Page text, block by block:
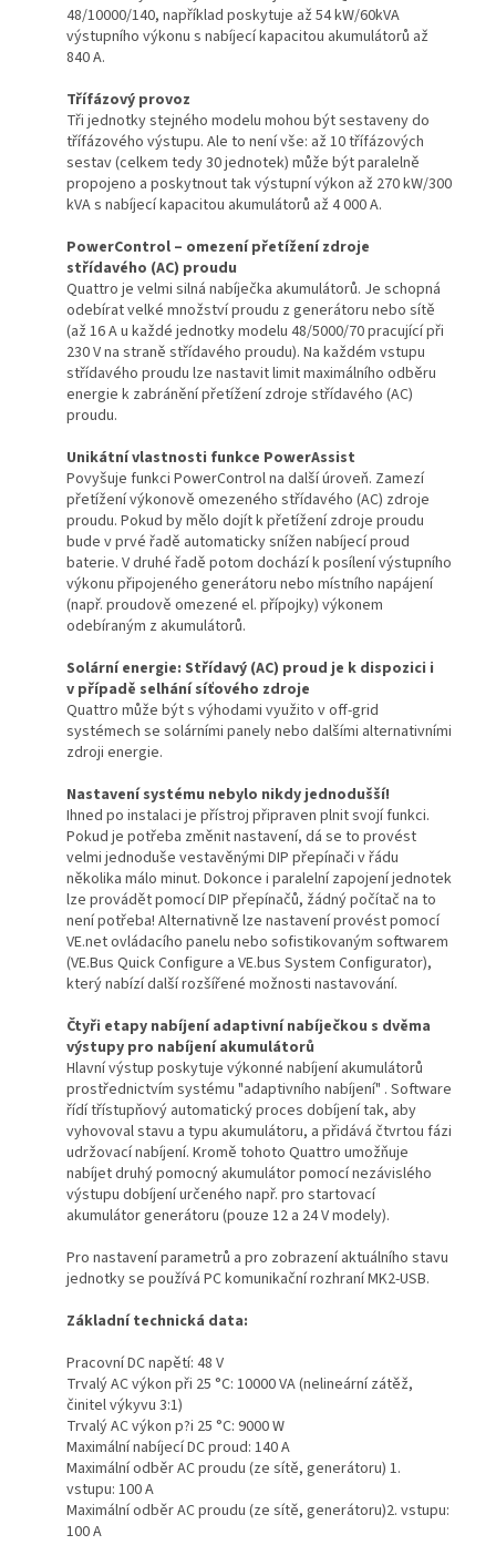
48/10000/140, například poskytuje až 54 kW/60kVA
výstupního výkonu s nabíjecí kapacitou akumulátorů až
840 A.
Třífázový provoz
Tři jednotky stejného modelu mohou být sestaveny do
třífázového výstupu. Ale to není vše: až 10 třífázových
sestav (celkem tedy 30 jednotek) může být paralelně
propojeno a poskytnout tak výstupní výkon až 270 kW/300
kVA s nabíjecí kapacitou akumulátorů až 4 000 A.
PowerControl – omezení přetížení zdroje
střídavého (AC) proudu
Quattro je velmi silná nabíječka akumulátorů. Je schopná
odebírat velké množství proudu z generátoru nebo sítě
(až 16 A u každé jednotky modelu 48/5000/70 pracující při
230 V na straně střídavého proudu). Na každém vstupu
střídavého proudu lze nastavit limit maximálního odběru
energie k zabránění přetížení zdroje střídavého (AC)
proudu.
Unikátní vlastnosti funkce PowerAssist
Povyšuje funkci PowerControl na další úroveň. Zamezí
přetížení výkonově omezeného střídavého (AC) zdroje
proudu. Pokud by mělo dojít k přetížení zdroje proudu
bude v prvé řadě automaticky snížen nabíjecí proud
baterie. V druhé řadě potom dochází k posílení výstupního
výkonu připojeného generátoru nebo místního napájení
(např. proudově omezené el. přípojky) výkonem
odebíraným z akumulátorů.
Solární energie: Střídavý (AC) proud je k dispozici i
v případě selhání síťového zdroje
Quattro může být s výhodami využito v off-grid
systémech se solárními panely nebo dalšími alternativními
zdroji energie.
Nastavení systému nebylo nikdy jednodušší!
Ihned po instalaci je přístroj připraven plnit svojí funkci.
Pokud je potřeba změnit nastavení, dá se to provést
velmi jednoduše vestavěnými DIP přepínači v řádu
několika málo minut. Dokonce i paralelní zapojení jednotek
lze provádět pomocí DIP přepínačů, žádný počítač na to
není potřeba! Alternativně lze nastavení provést pomocí
VE.net ovládacího panelu nebo sofistikovaným softwarem
(VE.Bus Quick Configure a VE.bus System Configurator),
který nabízí další rozšířené možnosti nastavování.
Čtyři etapy nabíjení adaptivní nabíječkou s dvěma
výstupy pro nabíjení akumulátorů
Hlavní výstup poskytuje výkonné nabíjení akumulátorů
prostřednictvím systému "adaptivního nabíjení" . Software
řídí třístupňový automatický proces dobíjení tak, aby
vyhovoval stavu a typu akumulátoru, a přidává čtvrtou fázi
udržovací nabíjení. Kromě tohoto Quattro umožňuje
nabíjet druhý pomocný akumulátor pomocí nezávislého
výstupu dobíjení určeného např. pro startovací
akumulátor generátoru (pouze 12 a 24 V modely).
Pro nastavení parametrů a pro zobrazení aktuálního stavu
jednotky se používá PC komunikační rozhraní MK2-USB.
Základní technická data:
Pracovní DC napětí: 48 V
Trvalý AC výkon při 25 °C: 10000 VA (nelineární zátěž,
činitel výkyvu 3:1)
Trvalý AC výkon p?i 25 °C: 9000 W
Maximální nabíjecí DC proud: 140 A
Maximální odběr AC proudu (ze sítě, generátoru) 1.
vstupu: 100 A
Maximální odběr AC proudu (ze sítě, generátoru)2. vstupu:
100 A